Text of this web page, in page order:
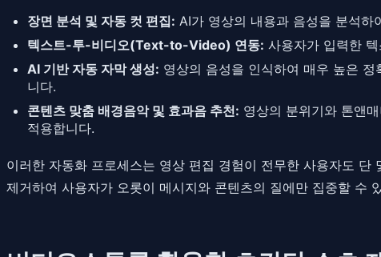
장면 분석 및 자동 컷 편집: AI가 영상의 내용과 음성을 분석
텍스트-투-비디오(Text-to-Video) 연동: 사용자가 입력한
AI 기반 자동 자막 생성: 영상의 음성을 인식하여 매우 높은
니다.
콘텐츠 맞춤 배경음악 및 효과음 추천: 영상의 분위기와 톤앤
적용합니다.
이러한 자동화 프로세스는 영상 편집 경험이 전무한 사용자도 단
제거하여 사용자가 오롯이 메시지와 콘텐츠의 질에만 집중할 수